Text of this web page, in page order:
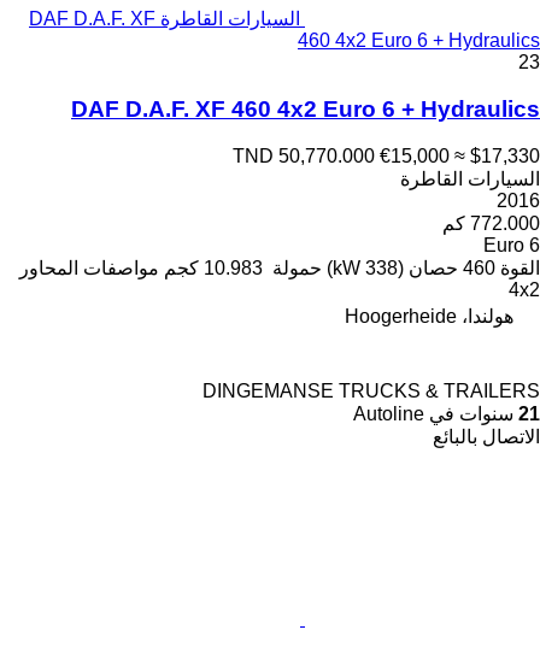
السيارات القاطرة DAF D.A.F. XF
460 4x2 Euro 6 + Hydraulics
23
DAF D.A.F. XF 460 4x2 Euro 6 + Hydraulics
TND 50,770.000 €15,000 ≈ $17,330
السيارات القاطرة
2016
772.000 كم
Euro 6
القوة 460 حصان (338 kW) حمولة 10.983 كجم
مواصفات المحاور
4x2
هولندا، Hoogerheide
DINGEMANSE TRUCKS & TRAILERS
21 سنوات في Autoline
الاتصال بالبائع